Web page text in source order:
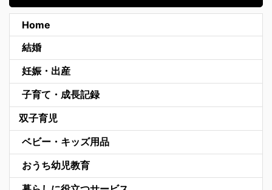
Home
結婚
妊娠・出産
子育て・成長記録
双子育児
ベビー・キッズ用品
おうち幼児教育